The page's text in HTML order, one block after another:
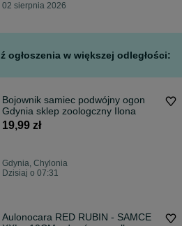
02 sierpnia 2026
ogłoszenia w większej odległości:
Bojownik samiec podwójny ogon
Gdynia sklep zoologczny Ilona
19,99 zł
Gdynia, Chylonia
Dzisiaj o 07:31
Aulonocara RED RUBIN - SAMCE